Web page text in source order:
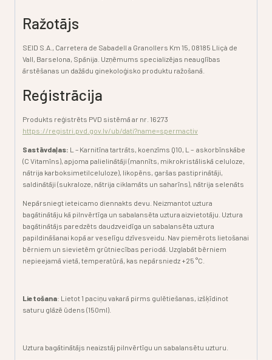
Ražotājs
SEID S.A., Carretera de Sabadell a Granollers Km 15, 08185 Lliçà de
Vall, Barselona, Spānija. Uzņēmums specializējas neauglības
ārstēšanas un dažādu ginekoloģisko produktu ražošanā.
Reģistrācija
Produkts reģistrēts PVD sistēmā ar nr. 16273
https://registri.pvd.gov.lv/ub/dati?name=spermactiv
Sastāvdaļas: L – Karnitīna tartrāts, koenzīms Q10, L – askorbīnskābe
(C Vitamīns), apjoma palielinātāji (mannīts, mikrokristāliskā celuloze,
nātrija karboksimetilceluloze), likopēns, garšas pastiprinātāji,
saldinātāji (sukraloze, nātrija ciklamāts un saharīns), nātrija selenāts
Nepārsniegt ieteicamo diennakts devu. Neizmantot uztura
bagātinātāju kā pilnvērtīga un sabalansēta uztura aizvietotāju. Uztura
bagātinātājs paredzēts daudzveidīga un sabalansēta uztura
papildināšanai kopā ar veselīgu dzīvesveidu. Nav piemērots lietošanai
bērniem un sievietēm grūtniecības periodā. Uzglabāt bērniem
nepieejamā vietā, temperatūrā, kas nepārsniedz +25 °C.
Lietošana: Lietot 1 paciņu vakarā pirms gulētiešanas, izšķīdinot
saturu glāzē ūdens (150ml).
Uztura bagātinātājs neaizstāj pilnvērtīgu un sabalansētu uzturu.